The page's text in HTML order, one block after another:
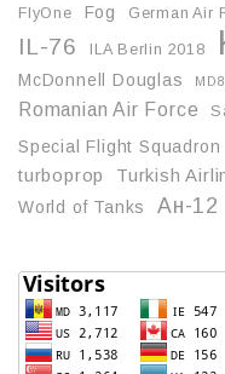
FlyOne Fog German Air
IL-76 ILA Berlin 2018
McDonnell Douglas
Romanian Air Force
Special Flight Squadron
turboprop Turkish
World of Tanks
Ан-12